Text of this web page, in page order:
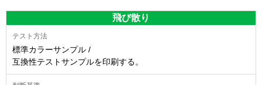
飛び散り
標準カラーサンプル /
互換性テストサンプルを印刷する。